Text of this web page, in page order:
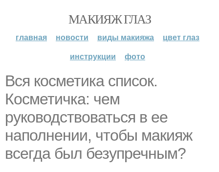
МАКИЯЖ ГЛАЗ
главная новости виды макияжа
цвет глаз
инструкции
фото
Вся косметика список.
Косметичка: чем
руководствоваться в ее
наполнении, чтобы макияж
всегда был безупречным?